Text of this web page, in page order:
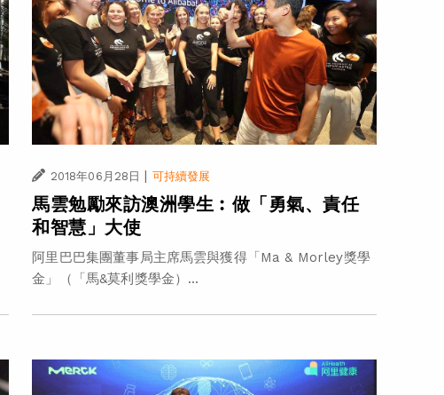
2018年06月28日 | 可持續發展
馬雲勉勵來訪澳洲學生︰做「勇氣、責任
和智慧」大使
阿里巴巴集團董事局主席馬雲與獲得「Ma & Morley獎學
金」（「馬&莫利獎學金）...